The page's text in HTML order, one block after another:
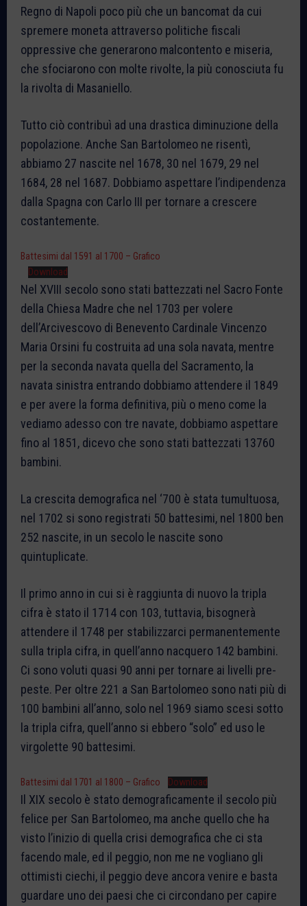
Regno di Napoli poco più che un bancomat da cui
spremere moneta attraverso politiche fiscali
oppressive che generarono malcontento e miseria,
che sfociarono con molte rivolte, la più conosciuta fu
la rivolta di Masaniello.
Tutto ciò contribuì ad una drastica diminuzione della
popolazione. Anche San Bartolomeo ne risentì,
abbiamo 27 nascite nel 1678, 30 nel 1679, 29 nel
1684, 28 nel 1687. Dobbiamo aspettare l’indipendenza
dalla Spagna con Carlo III per tornare a crescere
costantemente.
Battesimi dal 1591 al 1700 – Grafico
Download
Nel XVIII secolo sono stati battezzati nel Sacro Fonte
della Chiesa Madre che nel 1703 per volere
dell’Arcivescovo di Benevento Cardinale Vincenzo
Maria Orsini fu costruita ad una sola navata, mentre
per la seconda navata quella del Sacramento, la
navata sinistra entrando dobbiamo attendere il 1849
e per avere la forma definitiva, più o meno come la
vediamo adesso con tre navate, dobbiamo aspettare
fino al 1851, dicevo che sono stati battezzati 13760
bambini.
La crescita demografica nel ‘700 è stata tumultuosa,
nel 1702 si sono registrati 50 battesimi, nel 1800 ben
252 nascite, in un secolo le nascite sono
quintuplicate.
Il primo anno in cui si è raggiunta di nuovo la tripla
cifra è stato il 1714 con 103, tuttavia, bisognerà
attendere il 1748 per stabilizzarci permanentemente
sulla tripla cifra, in quell’anno nacquero 142 bambini.
Ci sono voluti quasi 90 anni per tornare ai livelli pre-
peste. Per oltre 221 a San Bartolomeo sono nati più di
100 bambini all’anno, solo nel 1969 siamo scesi sotto
la tripla cifra, quell’anno si ebbero “solo” ed uso le
virgolette 90 battesimi.
Battesimi dal 1701 al 1800 – Grafico Download
Il XIX secolo è stato demograficamente il secolo più
felice per San Bartolomeo, ma anche quello che ha
visto l’inizio di quella crisi demografica che ci sta
facendo male, ed il peggio, non me ne vogliano gli
ottimisti ciechi, il peggio deve ancora venire e basta
guardare uno dei paesi che ci circondano per capire